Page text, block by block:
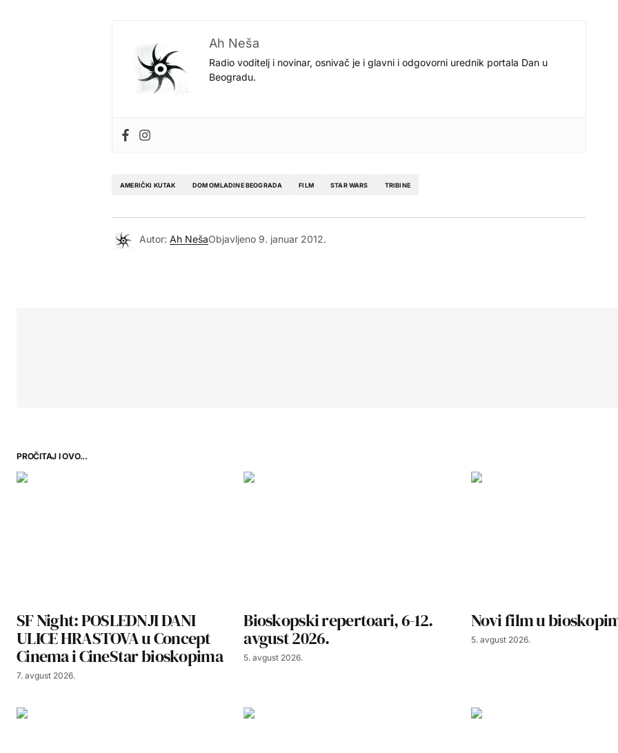
Ah Neša
Radio voditelj i novinar, osnivač je i glavni i odgovorni urednik portala Dan u
Beogradu.
AMERIČKI KUTAK DOM OMLADINE BEOGRADA FILM STAR WARS TRIBINE
Autor: Ah NešaObjavljeno 9. januar 2012.
PROČITAJ I OVO...
SF Night: POSLEDNJI DANI
ULICE HRASTOVA u Concept
Cinema i CineStar bioskopima
7. avgust 2026.
Bioskopski repertoari, 6-12.
avgust 2026.
5. avgust 2026.
Novi film u
5. avgust 2026.